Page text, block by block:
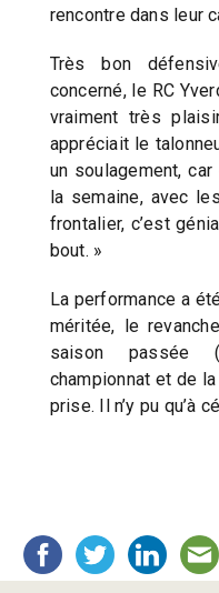
rencontre dans leur
Très bon
concerné, le RC
vraiment très
appréciait le
un soulagement,
la semaine, avec
frontalier, c’est
bout. »
La performance a
méritée, le
saison passée
championnat et de
prise. Il n’y pu qu’à